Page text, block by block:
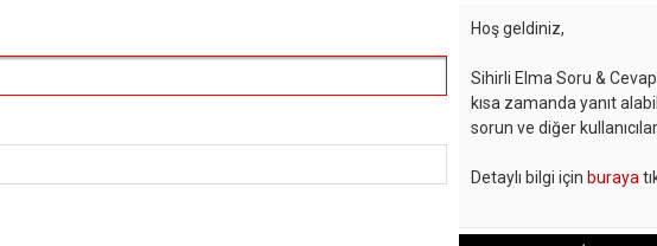
Hoş geldiniz,
Sihirli Elma Soru &
kısa zamanda yanıt
sorun ve diğer
Detaylı bilgi için buraya